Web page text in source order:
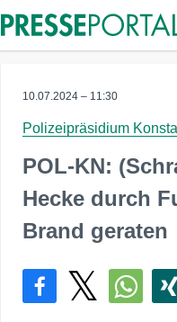
10.07.2024 – 11:30
Polizeipräsidium
POL-KN:
Hecke durch
Brand geraten